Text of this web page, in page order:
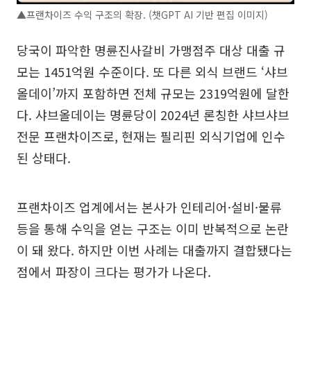
▲프랜차이즈 수익 구조의 확장. (챗GPT AI 기반 편집 이미지)
당국이 파악한 명륜진사갈비 가맹점주 대상 대출 규
모는 1451억원 수준이다. 또 다른 외식 브랜드 ‘샤브
올데이’까지 포함하면 전체 규모는 2319억원에 달한
다. 샤브올데이는 명륜당이 2024년 론칭한 샤브샤브
전문 프랜차이즈로, 현재는 필리핀 외식기업에 인수
된 상태다.
프랜차이즈 업계에서는 본사가 인테리어·설비·물류
등을 통해 수익을 얻는 구조는 이미 반복적으로 논란
이 돼 왔다. 하지만 이번 사례는 대출까지 결합됐다는
점에서 파장이 크다는 평가가 나온다.